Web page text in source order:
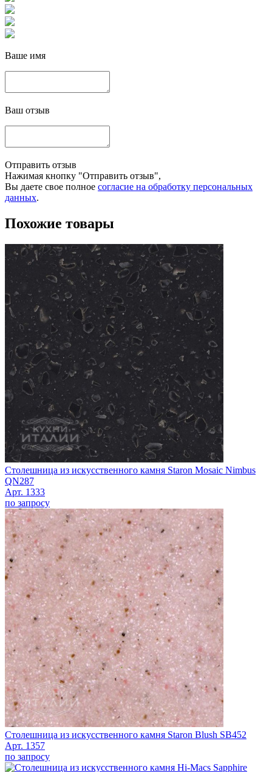
Ваше имя
Ваш отзыв
Отправить отзыв
Нажимая кнопку "Отправить отзыв",
Вы даете свое полное согласие на обработку персональных
данных.
Похожие товары
Столешница из искусственного камня Staron Mosaic Nimbus
QN287
Арт. 1333
по запросу
Столешница из искусственного камня Staron Blush SB452
Арт. 1357
по запросу